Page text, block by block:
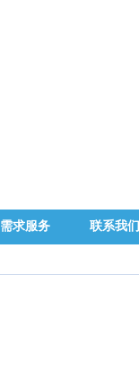
需求服务 联系我们